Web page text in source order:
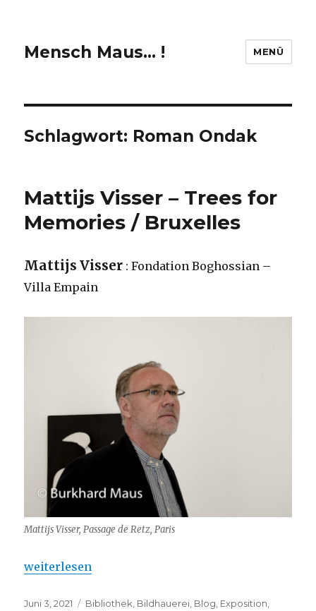
Mensch Maus… ! MENÜ
Schlagwort: Roman Ondak
Mattijs Visser – Trees for
Memories / Bruxelles
Mattijs Visser : Fondation Boghossian –
Villa Empain
Mattijs Visser, Passage de Retz, Paris
„Mattijs Visser – Trees for Memories / Bruxelles“
weiterlesen
Veröffentlicht
Juni 3, 2021 Kategorien
Bibliothek, Bildhauerei, Blog, Exposition,